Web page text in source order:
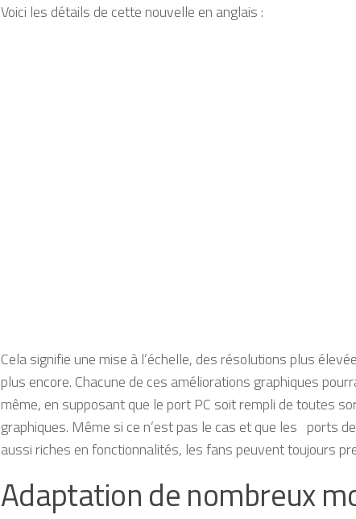
Voici les détails de cette nouvelle en anglais :
Cela signifie une mise à l’échelle, des résolutions plus
plus encore. Chacune de ces améliorations graphiques
même, en supposant que le port PC soit rempli de toutes
graphiques. Même si ce n’est pas le cas et que les ports
aussi riches en fonctionnalités, les fans peuvent toujours
Adaptation de nombreux